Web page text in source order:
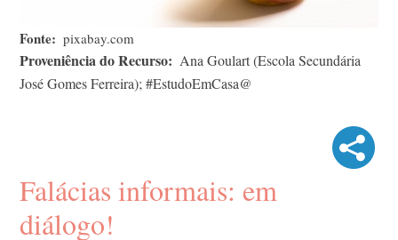
Fonte pixabay.com
Proveniência do Recurso
Ana Goulart (Escola Secundária
José Gomes Ferreira); #EstudoEmCasa@
Falácias informais: em
diálogo!